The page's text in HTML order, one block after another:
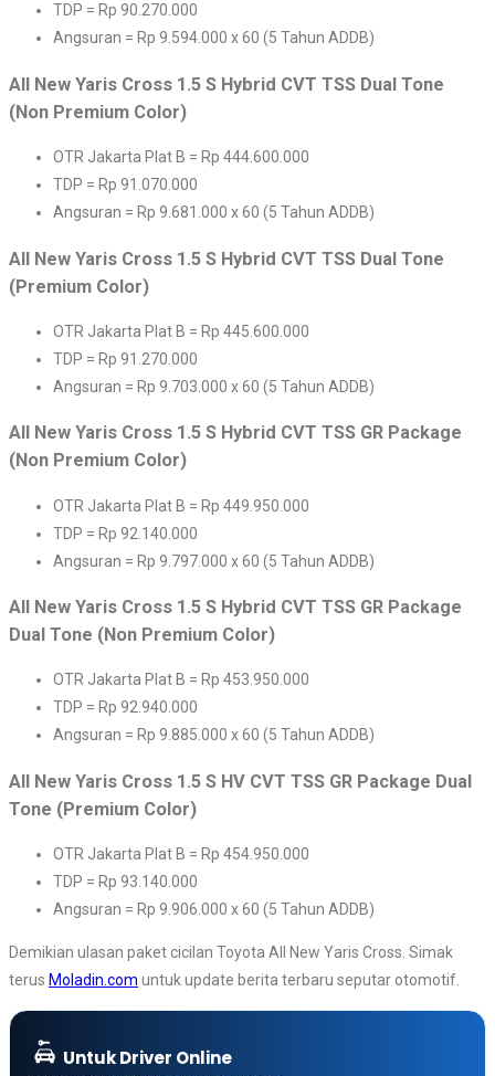
TDP = Rp 90.270.000
Angsuran = Rp 9.594.000 x 60 (5 Tahun ADDB)
All New Yaris Cross 1.5 S Hybrid CVT TSS Dual Tone
(Non Premium Color)
OTR Jakarta Plat B = Rp 444.600.000
TDP = Rp 91.070.000
Angsuran = Rp 9.681.000 x 60 (5 Tahun ADDB)
All New Yaris Cross 1.5 S Hybrid CVT TSS Dual Tone
(Premium Color)
OTR Jakarta Plat B = Rp 445.600.000
TDP = Rp 91.270.000
Angsuran = Rp 9.703.000 x 60 (5 Tahun ADDB)
All New Yaris Cross 1.5 S Hybrid CVT TSS GR Package
(Non Premium Color)
OTR Jakarta Plat B = Rp 449.950.000
TDP = Rp 92.140.000
Angsuran = Rp 9.797.000 x 60 (5 Tahun ADDB)
All New Yaris Cross 1.5 S Hybrid CVT TSS GR Package
Dual Tone (Non Premium Color)
OTR Jakarta Plat B = Rp 453.950.000
TDP = Rp 92.940.000
Angsuran = Rp 9.885.000 x 60 (5 Tahun ADDB)
All New Yaris Cross 1.5 S HV CVT TSS GR Package Dual
Tone (Premium Color)
OTR Jakarta Plat B = Rp 454.950.000
TDP = Rp 93.140.000
Angsuran = Rp 9.906.000 x 60 (5 Tahun ADDB)
Demikian ulasan paket cicilan Toyota All New Yaris Cross. Simak
terus Moladin.com untuk update berita terbaru seputar otomotif.
Untuk Driver Online